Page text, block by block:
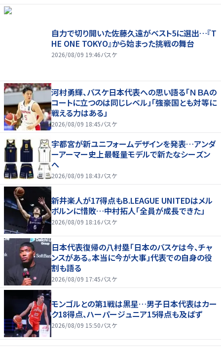
自力で切り開いた佐藤久遠がベスト5に選出…『T
HE ONE TOKYO』から始まった挑戦の舞台
2026/08/09 19:46バスケ
河村勇輝、バスケ日本代表への思い語る「ＮＢＡの
コートに立つのは同じレベル」「強豪国とも対等に
戦える力はある」
2026/08/09 18:45バスケ
宇都宮が新ユニフォームデザインを発表…アンダ
ーアーマー史上最軽量モデルで新たなシーズン
へ
2026/08/09 18:43バスケ
新井楽人が17得点もB.LEAGUE UNITEDはメル
ボルンに惜敗…中村拓人「全員が成長できた」
2026/08/09 18:16バスケ
日本代表復帰の八村塁「日本のバスケは今、チャ
ンスがある。本当に今が大事」代表での自身の役
割も語る
2026/08/09 17:45バスケ
モンゴルとの第1戦は黒星…男子日本代表はカー
ク18得点、ハーパージュニア15得点も及ばず
2026/08/09 15:50バスケ